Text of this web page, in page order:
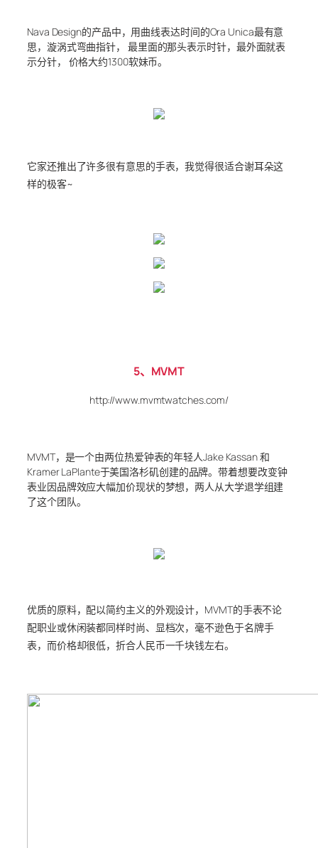
Nava Design的产品中，用曲线表达时间的Ora Unica最有意
思，漩涡式弯曲指针， 最里面的那头表示时针，最外面就表
示分针， 价格大约1300软妹币。
它家还推出了许多很有意思的手表，我觉得很适合谢耳朵这
样的极客~
5、MVMT
http://www.mvmtwatches.com/
MVMT，是一个由两位热爱钟表的年轻人Jake Kassan 和
Kramer LaPlante于美国洛杉矶创建的品牌。带着想要改变钟
表业因品牌效应大幅加价现状的梦想，两人从大学退学组建
了这个团队。
优质的原料，配以简约主义的外观设计，MVMT的手表不论
配职业或休闲装都同样时尚、显档次，毫不逊色于名牌手
表，而价格却很低，折合人民币一千块钱左右。